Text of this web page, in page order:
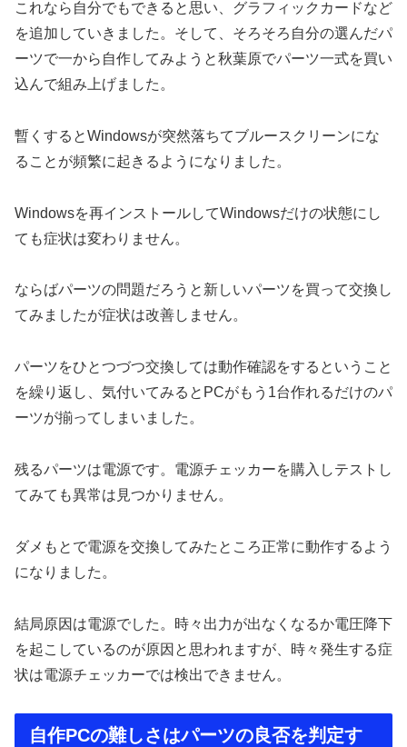
これなら自分でもできると思い、グラフィックカードなど
を追加していきました。そして、そろそろ自分の選んだパ
ーツで一から自作してみようと秋葉原でパーツ一式を買い
込んで組み上げました。
暫くするとWindowsが突然落ちてブルースクリーンにな
ることが頻繁に起きるようになりました。
Windowsを再インストールしてWindowsだけの状態にし
ても症状は変わりません。
ならばパーツの問題だろうと新しいパーツを買って交換し
てみましたが症状は改善しません。
パーツをひとつづつ交換しては動作確認をするということ
を繰り返し、気付いてみるとPCがもう1台作れるだけのパ
ーツが揃ってしまいました。
残るパーツは電源です。電源チェッカーを購入しテストし
てみても異常は見つかりません。
ダメもとで電源を交換してみたところ正常に動作するよう
になりました。
結局原因は電源でした。時々出力が出なくなるか電圧降下
を起こしているのが原因と思われますが、時々発生する症
状は電源チェッカーでは検出できません。
自作PCの難しさはパーツの良否を判定す